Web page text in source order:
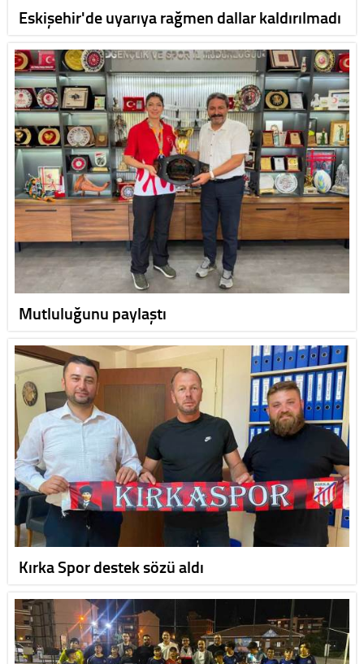
Eskişehir'de uyarıya rağmen dallar kaldırılmadı
Mutluluğunu paylaştı
Kırka Spor destek sözü aldı